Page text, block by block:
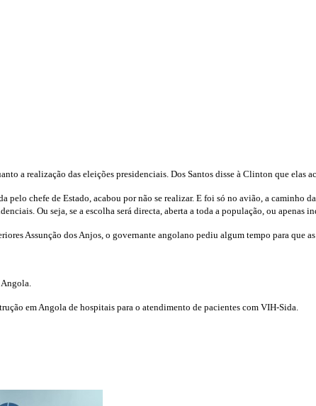
a realização das eleições presidenciais. Dos Santos disse à Clinton que elas
pelo chefe de Estado, acabou por não se realizar. E foi só no avião, a
Ou seja, se a escolha será directa, aberta a toda a população, ou apenas
Assunção dos Anjos, o governante angolano pediu algum tempo para que
em Angola de hospitais para o atendimento de pacientes com VIH-Sida.